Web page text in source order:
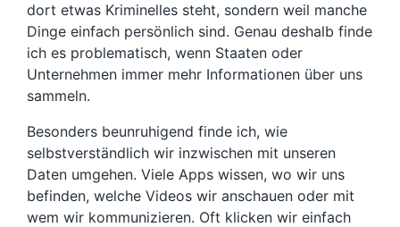
dort etwas Kriminelles steht, sondern weil manche
Dinge einfach persönlich sind. Genau deshalb finde
ich es problematisch, wenn Staaten oder
Unternehmen immer mehr Informationen über uns
sammeln.
Besonders beunruhigend finde ich, wie
selbstverständlich wir inzwischen mit unseren
Daten umgehen. Viele Apps wissen, wo wir uns
befinden, welche Videos wir anschauen oder mit
wem wir kommunizieren. Oft klicken wir einfach